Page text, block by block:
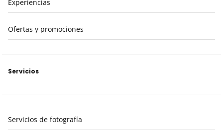
Experiencias
Ofertas y promociones
Servicios
Servicios de fotografía